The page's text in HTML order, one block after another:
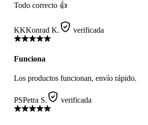
Todo correcto 👍
KKKonrad K. verificada
Funciona
Los productos funcionan, envío rápido.
PSPetra S. verificada